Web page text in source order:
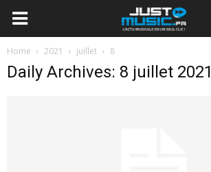
Home 2021 juillet 8
Daily Archives: 8 juillet 2021